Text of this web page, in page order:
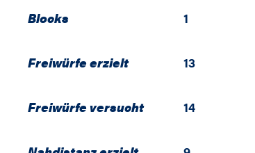
Blocks 1
Freiwürfe erzielt 13
Freiwürfe versucht 14